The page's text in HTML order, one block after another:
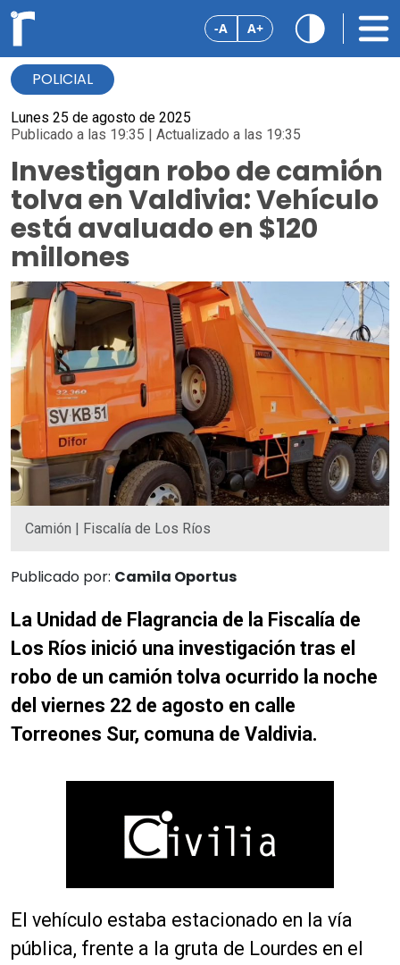
-A A+
POLICIAL
Lunes 25 de agosto de 2025
Publicado a las 19:35 | Actualizado a las 19:35
Investigan robo de camión
tolva en Valdivia: Vehículo
está avaluado en $120
millones
Camión | Fiscalía de Los Ríos
Publicado por: Camila Oportus
La Unidad de Flagrancia de la Fiscalía de
Los Ríos inició una investigación tras el
robo de un camión tolva ocurrido la noche
del viernes 22 de agosto en calle
Torreones Sur, comuna de Valdivia.
El vehículo estaba estacionado en la vía
pública, frente a la gruta de Lourdes en el